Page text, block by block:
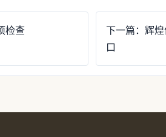
检查
下一篇：辉
口